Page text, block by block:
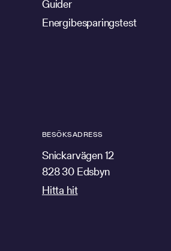
Guider
Energibesparingstest
BESÖKSADRESS
Snickarvägen 12
828 30 Edsbyn
Hitta hit